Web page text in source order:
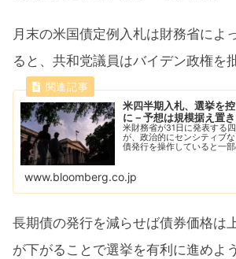
月末の米国債定例入札は財務省によ
ると、共和党議員はバイデン政権を
米四半期入札、選挙を
に－予想は規模据え置き
米財務省が31日に発表する
が、政治的にセンシティブ
債発行を操作していると一
www.bloomberg.co.jp
長期債の発行を減らせば債券価格は
が下がることで選挙を有利に進めよ